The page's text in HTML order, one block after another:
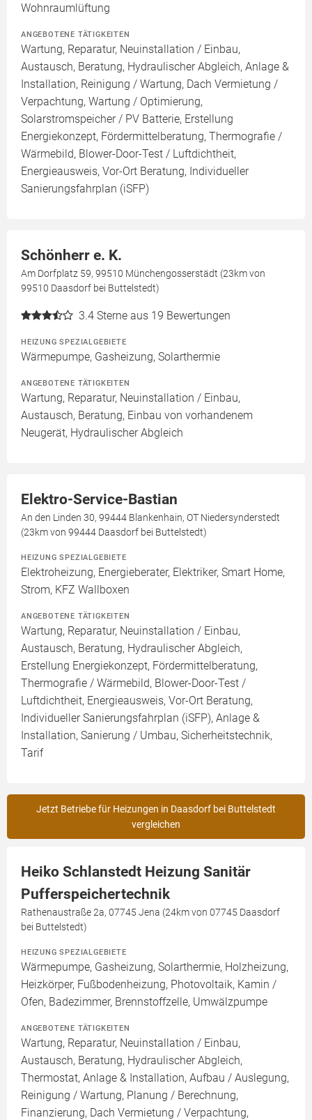
Wohnraumlüftung
ANGEBOTENE TÄTIGKEITEN
Wartung, Reparatur, Neuinstallation / Einbau,
Austausch, Beratung, Hydraulischer Abgleich, Anlage &
Installation, Reinigung / Wartung, Dach Vermietung /
Verpachtung, Wartung / Optimierung,
Solarstromspeicher / PV Batterie, Erstellung
Energiekonzept, Fördermittelberatung, Thermografie /
Wärmebild, Blower-Door-Test / Luftdichtheit,
Energieausweis, Vor-Ort Beratung, Individueller
Sanierungsfahrplan (iSFP)
Schönherr e. K.
Am Dorfplatz 59, 99510 Münchengosserstädt (23km von
99510 Daasdorf bei Buttelstedt)
3.4 Sterne aus 19 Bewertungen
HEIZUNG SPEZIALGEBIETE
Wärmepumpe, Gasheizung, Solarthermie
ANGEBOTENE TÄTIGKEITEN
Wartung, Reparatur, Neuinstallation / Einbau,
Austausch, Beratung, Einbau von vorhandenem
Neugerät, Hydraulischer Abgleich
Elektro-Service-Bastian
An den Linden 30, 99444 Blankenhain, OT Niedersynderstedt
(23km von 99444 Daasdorf bei Buttelstedt)
HEIZUNG SPEZIALGEBIETE
Elektroheizung, Energieberater, Elektriker, Smart Home,
Strom, KFZ Wallboxen
ANGEBOTENE TÄTIGKEITEN
Wartung, Reparatur, Neuinstallation / Einbau,
Austausch, Beratung, Hydraulischer Abgleich,
Erstellung Energiekonzept, Fördermittelberatung,
Thermografie / Wärmebild, Blower-Door-Test /
Luftdichtheit, Energieausweis, Vor-Ort Beratung,
Individueller Sanierungsfahrplan (iSFP), Anlage &
Installation, Sanierung / Umbau, Sicherheitstechnik,
Tarif
Jetzt Betriebe für Heizungen in Daasdorf bei Buttelstedt
vergleichen
Heiko Schlanstedt Heizung Sanitär
Pufferspeichertechnik
Rathenaustraße 2a, 07745 Jena (24km von 07745 Daasdorf
bei Buttelstedt)
HEIZUNG SPEZIALGEBIETE
Wärmepumpe, Gasheizung, Solarthermie, Holzheizung,
Heizkörper, Fußbodenheizung, Photovoltaik, Kamin /
Ofen, Badezimmer, Brennstoffzelle, Umwälzpumpe
ANGEBOTENE TÄTIGKEITEN
Wartung, Reparatur, Neuinstallation / Einbau,
Austausch, Beratung, Hydraulischer Abgleich,
Thermostat, Anlage & Installation, Aufbau / Auslegung,
Reinigung / Wartung, Planung / Berechnung,
Finanzierung, Dach Vermietung / Verpachtung,